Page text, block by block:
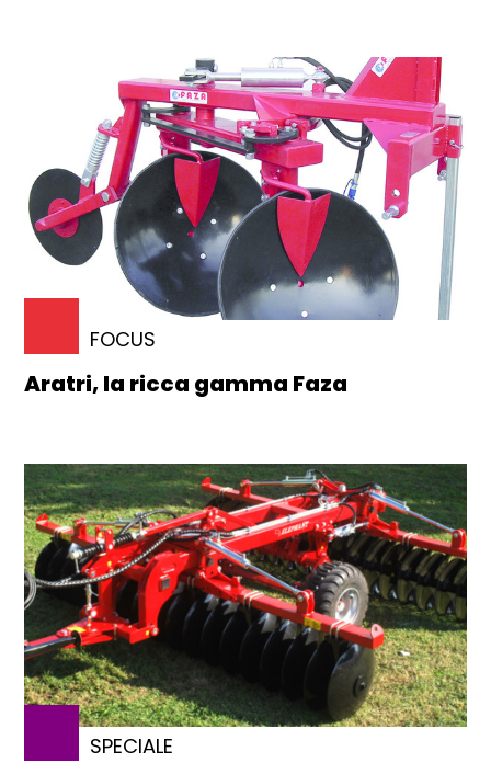
FOCUS
Aratri, la ricca gamma Faza
SPECIALE